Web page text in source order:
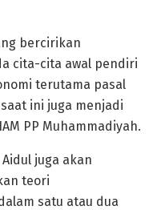
bercirikan
cita-cita awal pendiri
terutama pasal
ini juga menjadi
PP Muhammadiyah.
juga akan
teori
satu atau dua